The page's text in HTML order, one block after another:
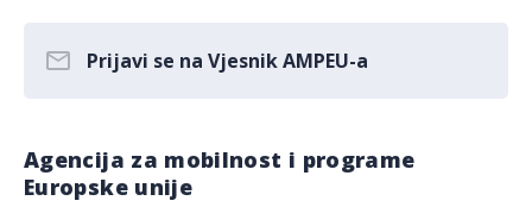
Prijavi se na Vjesnik AMPEU-a
Agencija za mobilnost i programe
Europske unije